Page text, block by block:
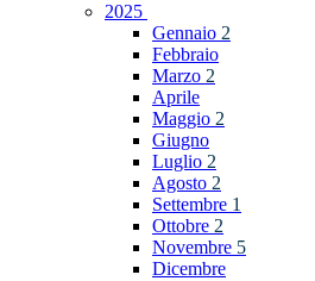
2025
Gennaio 2
Febbraio
Marzo 2
Aprile
Maggio 2
Giugno
Luglio 2
Agosto 2
Settembre 1
Ottobre 2
Novembre 5
Dicembre